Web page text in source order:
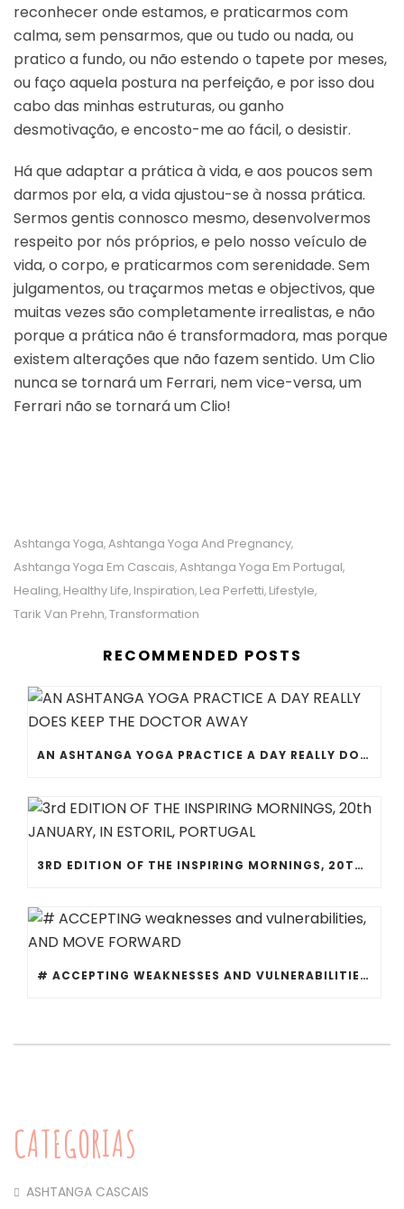
reconhecer onde estamos, e praticarmos com
calma, sem pensarmos, que ou tudo ou nada, ou
pratico a fundo, ou não estendo o tapete por meses,
ou faço aquela postura na perfeição, e por isso dou
cabo das minhas estruturas, ou ganho
desmotivação, e encosto-me ao fácil, o desistir.
Há que adaptar a prática à vida, e aos poucos sem
darmos por ela, a vida ajustou-se à nossa prática.
Sermos gentis connosco mesmo, desenvolvermos
respeito por nós próprios, e pelo nosso veículo de
vida, o corpo, e praticarmos com serenidade. Sem
julgamentos, ou traçarmos metas e objectivos, que
muitas vezes são completamente irrealistas, e não
porque a prática não é transformadora, mas porque
existem alterações que não fazem sentido. Um Clio
nunca se tornará um Ferrari, nem vice-versa, um
Ferrari não se tornará um Clio!
Ashtanga Yoga,Ashtanga Yoga And Pregnancy,
Ashtanga Yoga Em Cascais,Ashtanga Yoga Em Portugal,
Healing, Healthy Life, Inspiration, Lea Perfetti, Lifestyle,
Tarik Van Prehn,Transformation
RECOMMENDED POSTS
AN ASHTANGA YOGA PRACTICE A DAY REALLY DOES KEEP THE DOCTOR AWAY
3RD EDITION OF THE INSPIRING MORNINGS, 20TH JANUARY, IN ESTORIL, PORTUGAL
# ACCEPTING WEAKNESSES AND VULNERABILITIES, AND MOVE FORWARD
CATEGORIAS
ASHTANGA CASCAIS